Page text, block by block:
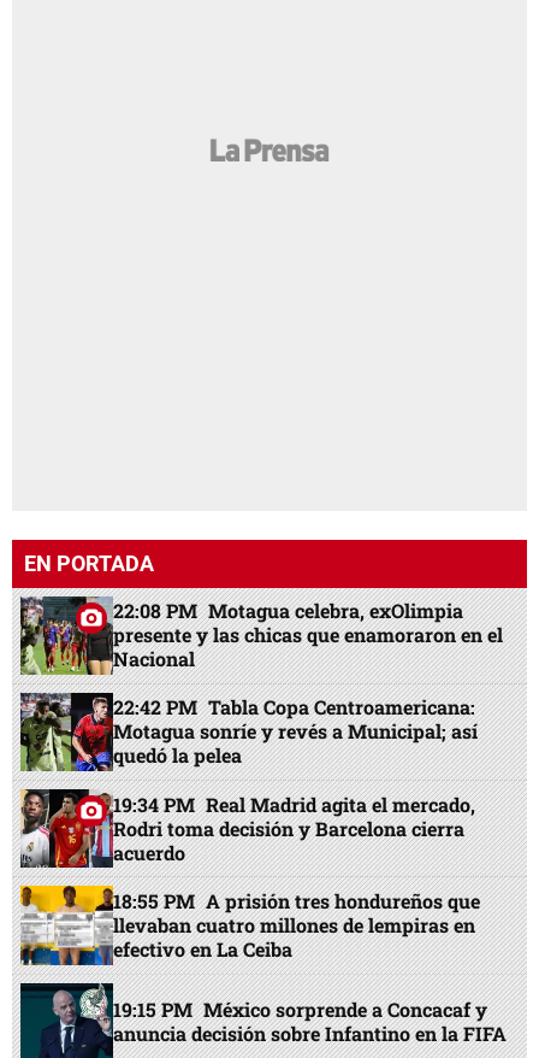
EN PORTADA
22:08 PM Motagua celebra, exOlimpia
presente y las chicas que enamoraron en el
Nacional
22:42 PM Tabla Copa Centroamericana:
Motagua sonríe y revés a Municipal; así
quedó la pelea
19:34 PM Real Madrid agita el mercado,
Rodri toma decisión y Barcelona cierra
acuerdo
18:55 PM A prisión tres hondureños que
llevaban cuatro millones de lempiras en
efectivo en La Ceiba
19:15 PM México sorprende a Concacaf y
anuncia decisión sobre Infantino en la FIFA